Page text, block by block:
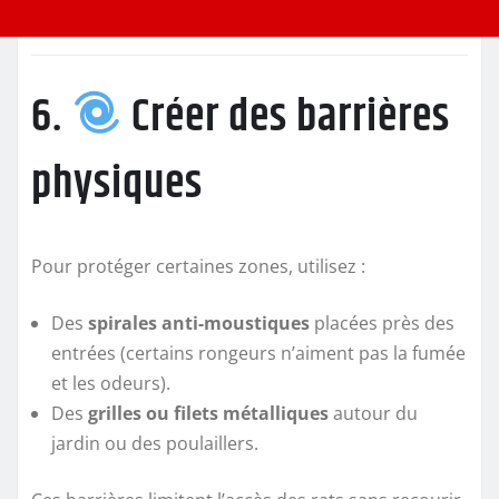
6.
Créer des barrières
physiques
Pour protéger certaines zones, utilisez :
Des spirales anti-moustiques placées près des
entrées (certains rongeurs n’aiment pas la fumée
et les odeurs).
Des grilles ou filets métalliquesautour du
jardin ou des poulaillers.